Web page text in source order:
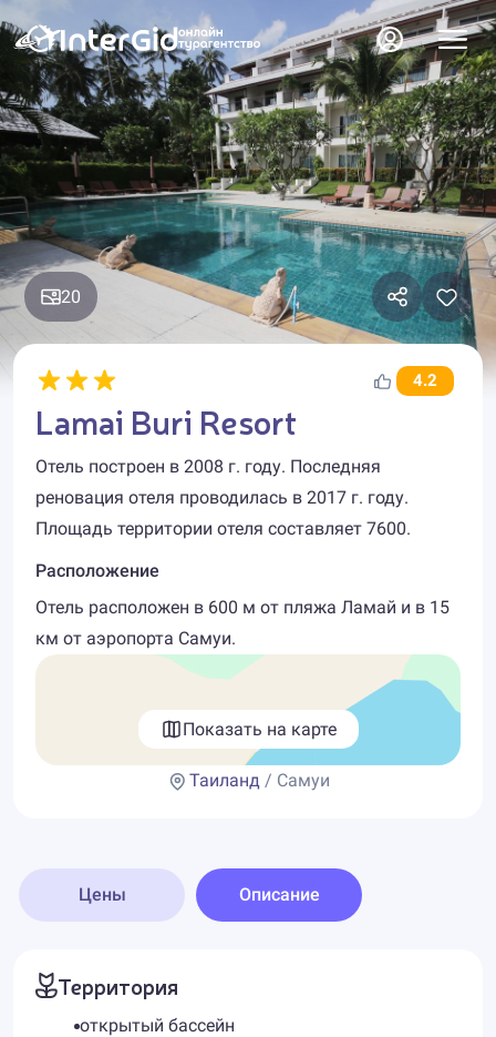
20
4.2
Lamai Buri Resort
Отель построен в 2008 г. году. Последняя
реновация отеля проводилась в 2017 г. году.
Площадь территории отеля составляет 7600.
Расположение
Отель расположен в 600 м от пляжа Ламай и в 15
км от аэропорта Самуи.
Показать на карте
Таиланд / Самуи
Цены Описание
Территория
открытый бассейн